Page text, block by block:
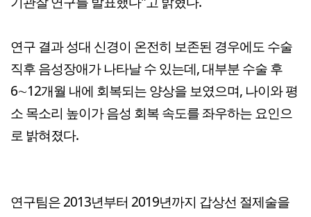
연구 결과 성대 신경이 온전히 보존된 경우에도 수술
직후 음성장애가 나타날 수 있는데, 대부분 수술 후
6∼12개월 내에 회복되는 양상을 보였으며, 나이와 평
소 목소리 높이가 음성 회복 속도를 좌우하는 요인으
로 밝혀졌다.
연구팀은 2013년부터 2019년까지 갑상선 절제술을